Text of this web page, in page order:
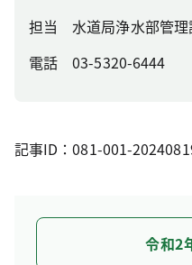
担当 水道局浄水部管理
電話 03-5320-6444
記事ID：081-001-
令和2